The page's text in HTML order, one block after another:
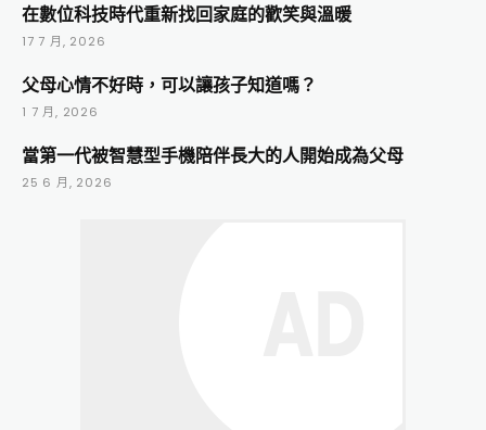
在數位科技時代重新找回家庭的歡笑與溫暖
17 7 月, 2026
父母心情不好時，可以讓孩子知道嗎？
1 7 月, 2026
當第一代被智慧型手機陪伴長大的人開始成為父母
25 6 月, 2026